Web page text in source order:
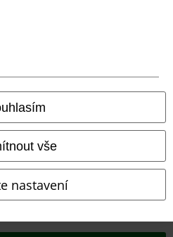
vše
nastavení
prostředí